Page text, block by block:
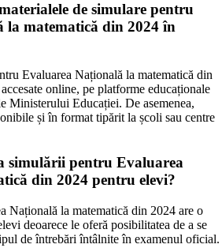
de simulare pentru
la matematică din 2024 în
Evaluarea Națională la matematică din
online, pe platforme educaționale
Ministerului Educației. De asemenea,
și în format tipărit la școli sau centre
simulării pentru Evaluarea
din 2024 pentru elevi?
Națională la matematică din 2024 are o
deoarece le oferă posibilitatea de a se
de întrebări întâlnite în examenul oficial.